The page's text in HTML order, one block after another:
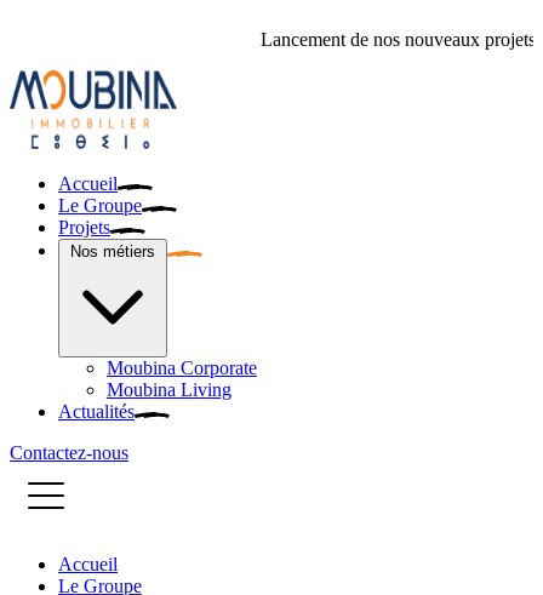
Lancement de nos nouveaux projets
Accueil
Le Groupe
Projets
Moubina Corporate
Moubina Living
Actualités
Contactez-nous
Accueil
Le Groupe